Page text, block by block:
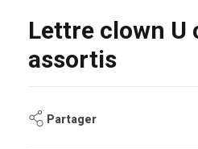
Lettre clown U
assortis
Partager